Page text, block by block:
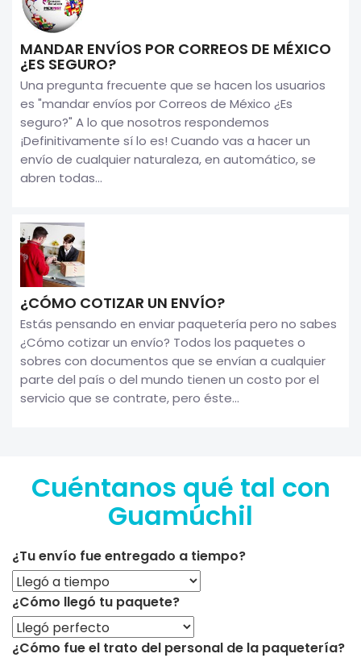
MANDAR ENVÍOS POR CORREOS DE MÉXICO
¿ES SEGURO?
Una pregunta frecuente que se hacen los usuarios
es "mandar envíos por Correos de México ¿Es
seguro?" A lo que nosotros respondemos
¡Definitivamente sí lo es! Cuando vas a hacer un
envío de cualquier naturaleza, en automático, se
abren todas...
¿CÓMO COTIZAR UN ENVÍO?
Estás pensando en enviar paquetería pero no sabes
¿Cómo cotizar un envío? Todos los paquetes o
sobres con documentos que se envían a cualquier
parte del país o del mundo tienen un costo por el
servicio que se contrate, pero éste...
Cuéntanos qué tal con
Guamúchil
¿Tu envío fue entregado a tiempo?
¿Cómo llegó tu paquete?
¿Cómo fue el trato del personal de la paquetería?